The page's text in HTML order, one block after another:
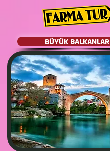
BÜYÜK BALKANLAR